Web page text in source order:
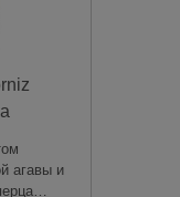
агавы и